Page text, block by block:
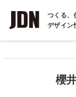
つくる、
デザイン
インタビュー
櫻